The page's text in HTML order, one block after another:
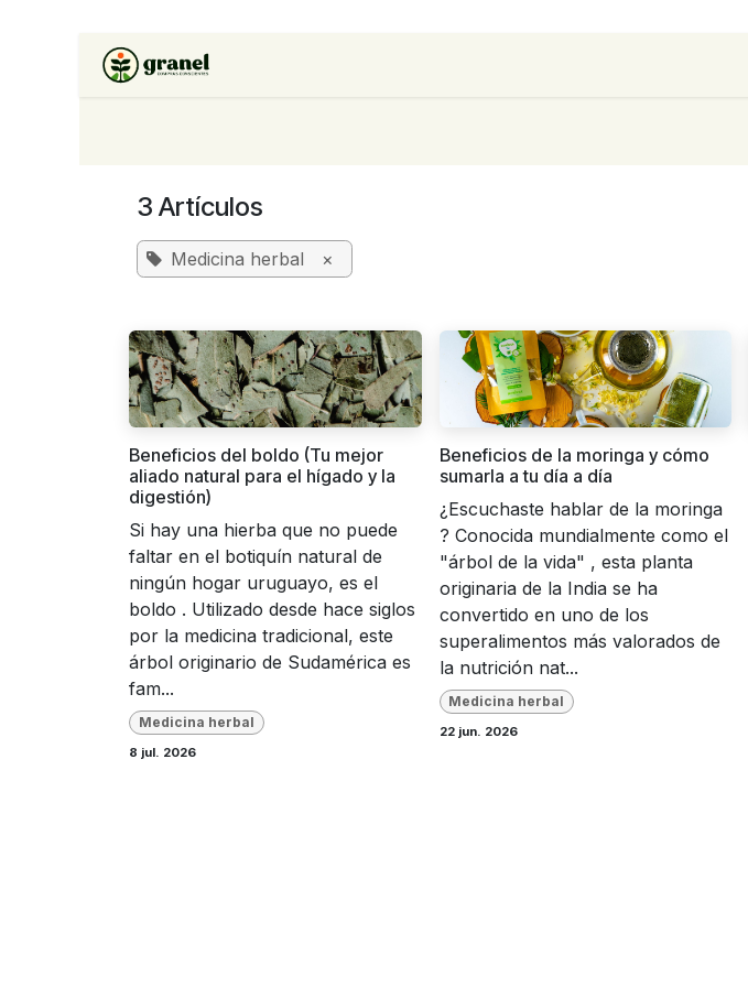
Ir al contenido
3 Artículos
Medicina herbal ×
Beneficios del boldo (Tu mejor
aliado natural para el hígado y la
digestión)
Si hay una hierba que no puede
faltar en el botiquín natural de
ningún hogar uruguayo, es el
boldo . Utilizado desde hace siglos
por la medicina tradicional, este
árbol originario de Sudamérica es
fam...
Medicina herbal
8 jul. 2026
Beneficios de la moringa y cómo
sumarla a tu día a día
¿Escuchaste hablar de la moringa
? Conocida mundialmente como el
"árbol de la vida" , esta planta
originaria de la India se ha
convertido en uno de los
superalimentos más valorados de
la nutrición nat...
Medicina herbal
22 jun. 2026